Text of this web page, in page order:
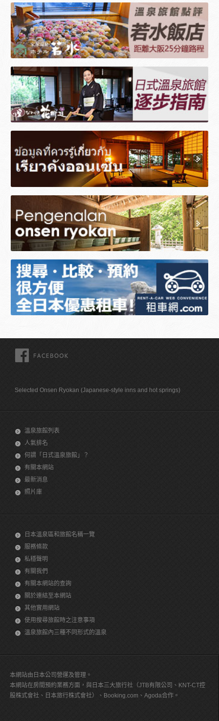
Selected Onsen Ryokan (Japanese-style inns and hot springs)
溫泉旅館列表
人氣排名
何謂「日式溫泉旅館」？
有關本網站
最新消息
照片庫
日本溫泉區和旅館名稱一覽
服務條款
私穩聲明
有關我們
有關本網站的查詢
關於連結至本網站
其他實用網站
使用搜尋旅館時之注意事項
溫泉旅館內三種不同形式的溫泉
本網站由日本公司營運及管理。
本網站在房間預約業務方面，與日本三大旅行社（JTB有限公司、KNT-CT控
股株式會社、日本旅行株式會社）、Booking.com、Agoda合作。